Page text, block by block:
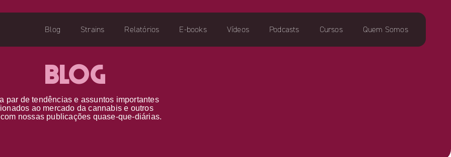
Blog Strains Relatórios E-books Vídeos Podcasts Cursos Quem Somos
Blog
par detendências e assuntos importantes
ao mercado da cannabis e outros
com nossas publicações quase-que-diárias.